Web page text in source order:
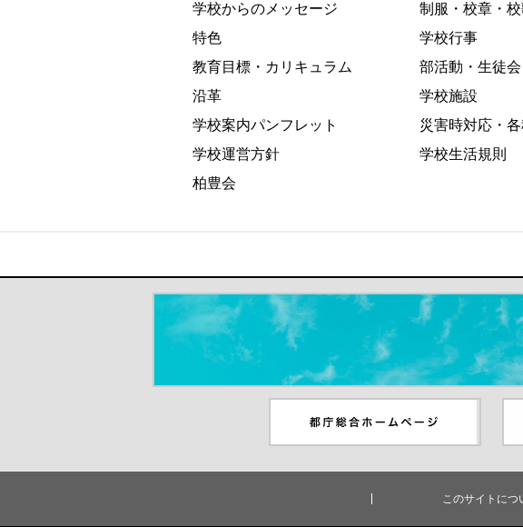
学校からのメッセージ
特色
教育目標・カリキュラム
沿革
学校案内パンフレット
学校運営方針
柏豊会
制服・校章・校
学校行事
部活動・生徒会
学校施設
災害時対応・
学校生活規則
＃だから都立高（別ウインドウが開きます）
ンドウが開きます）
このサイトにつ